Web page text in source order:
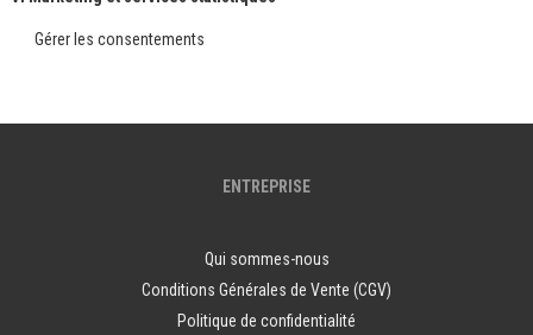
Gérer les consentements
ENTREPRISE
Qui sommes-nous
Conditions Générales de Vente (CGV)
Politique de confidentialité